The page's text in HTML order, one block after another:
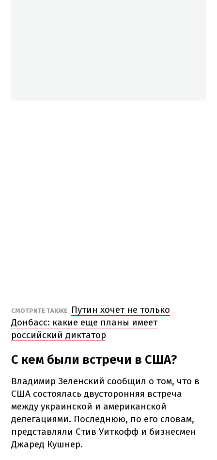
СМОТРИТЕ ТАКЖЕ
Путин хочет не только
Донбасс: какие еще планы имеет
российский диктатор
С кем были встречи в США?
Владимир Зеленский сообщил о том, что в
США состоялась двусторонняя встреча
между украинской и американской
делегациями. Последнюю, по его словам,
представляли Стив Уиткофф и бизнесмен
Джаред Кушнер.